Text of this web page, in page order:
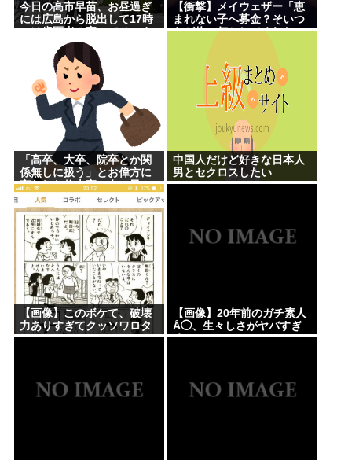
今日の高市早苗、お昼過ぎ
には広島から脱出して17時
【衝撃】メイウェザー「恵
まれない子へ募金？そいつ
らが俺に何かしてくれたの
「高卒、大卒、院卒とか関
係無しに扱う」とお偉方に
言われた修士卒の女の子
が...
中国人だけど好きな日本人
男とセクロスしたい
【画像】このボケて、破壊
力ありすぎてクッソワロタ
www
【画像】20年前のガチ素人
Å◯、生々しさがヤバすぎ
る